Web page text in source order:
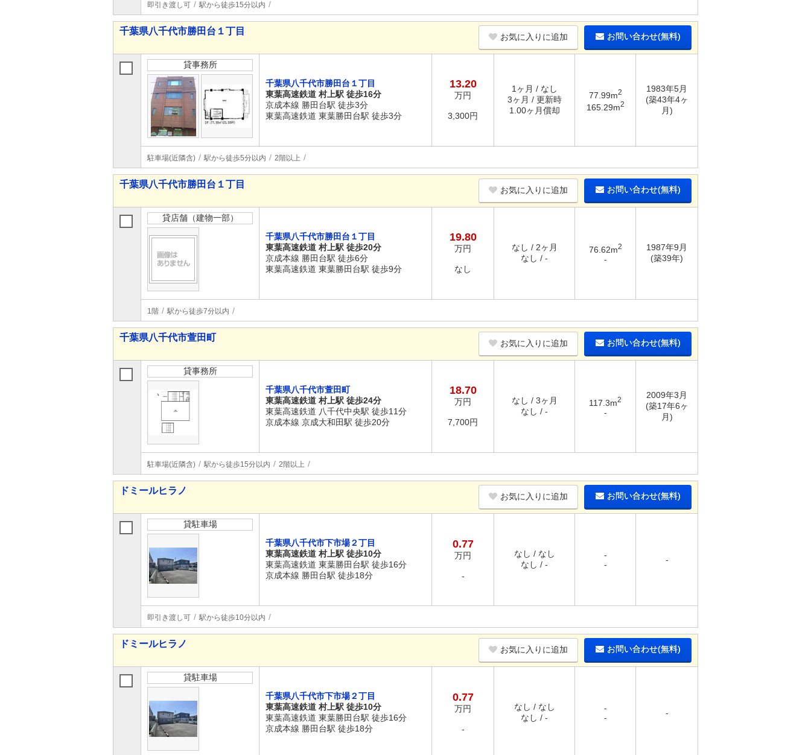
即引き渡し可 駅から徒歩15分以内
千葉県八千代市勝田台１丁目
お気に入りに追加 お問い合わせ(無料)
貸事務所
千葉県八千代市勝田台１丁目
東葉高速鉄道 村上駅 徒歩16分
京成本線 勝田台駅 徒歩3分
東葉高速鉄道 東葉勝田台駅 徒歩3分
13.20
万円
3,300円
1ヶ月 / なし
3ヶ月 / 更新時
1.00ヶ月償却
77.99m2
165.29m2
1983年5月
(築43年4ヶ
月)
駐車場(近隣含) 駅から徒歩5分以内 2階以上
千葉県八千代市勝田台１丁目
お気に入りに追加 お問い合わせ(無料)
貸店舗（建物一部）
千葉県八千代市勝田台１丁目
東葉高速鉄道 村上駅 徒歩20分
京成本線 勝田台駅 徒歩6分
東葉高速鉄道 東葉勝田台駅 徒歩9分
19.80
万円
なし
なし / 2ヶ月
なし / -
76.62m2
-
1987年9月
(築39年)
1階 駅から徒歩7分以内
千葉県八千代市萱田町
お気に入りに追加 お問い合わせ(無料)
貸事務所
千葉県八千代市萱田町
東葉高速鉄道 村上駅 徒歩24分
東葉高速鉄道 八千代中央駅 徒歩11分
京成本線 京成大和田駅 徒歩20分
18.70
万円
7,700円
なし / 3ヶ月
なし / -
117.3m2
-
2009年3月
(築17年6ヶ
月)
駐車場(近隣含) 駅から徒歩15分以内 2階以上
ドミールヒラノ
お気に入りに追加 お問い合わせ(無料)
貸駐車場
千葉県八千代市下市場２丁目
東葉高速鉄道 村上駅 徒歩10分
東葉高速鉄道 東葉勝田台駅 徒歩16分
京成本線 勝田台駅 徒歩18分
0.77
万円
-
なし / なし
なし / -
-
-
-
即引き渡し可 駅から徒歩10分以内
ドミールヒラノ
お気に入りに追加 お問い合わせ(無料)
貸駐車場
千葉県八千代市下市場２丁目
東葉高速鉄道 村上駅 徒歩10分
東葉高速鉄道 東葉勝田台駅 徒歩16分
京成本線 勝田台駅 徒歩18分
0.77
万円
-
なし / なし
なし / -
-
-
-